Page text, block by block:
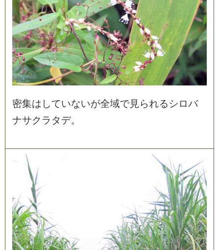
密集は していないが全域で見られるシロバ
ナサク ラ タデ。